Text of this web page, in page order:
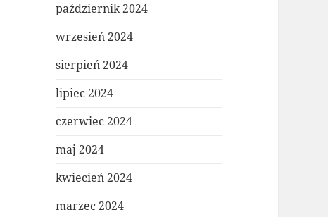
październik 2024
wrzesień 2024
sierpień 2024
lipiec 2024
czerwiec 2024
maj 2024
kwiecień 2024
marzec 2024